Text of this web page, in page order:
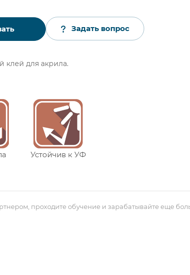
Задать вопрос
клей для акрила.
Устойчив к УФ
проходите обучение и зарабатывайте еще